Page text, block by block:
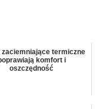
zaciemniające termiczne
komfort i
oszczędność